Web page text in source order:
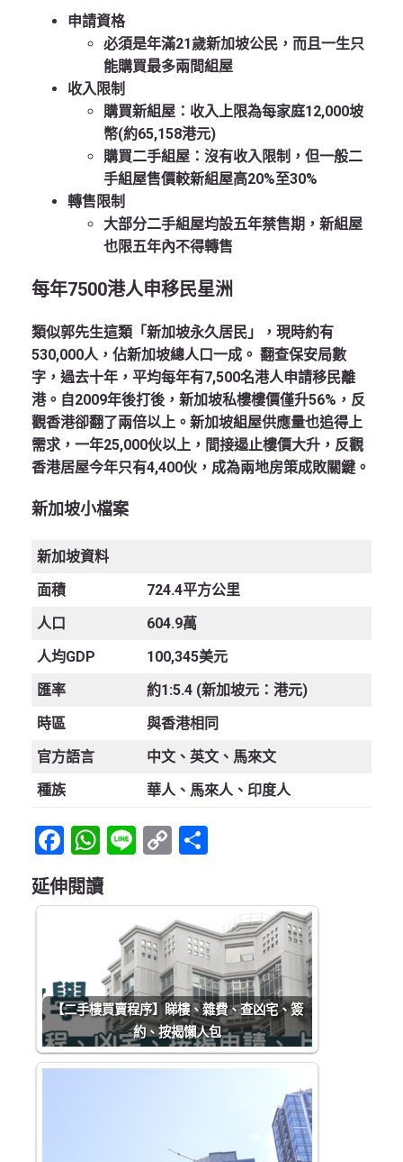
申請資格
必須是年滿21歲新加坡公民，而且一生只
能購買最多兩間組屋
收入限制
購買新組屋：收入上限為每家庭12,000坡
幣(約65,158港元)
購買二手組屋：沒有收入限制，但一般二
手組屋售價較新組屋高20%至30%
轉售限制
大部分二手組屋均設五年禁售期，新組屋
也限五年內不得轉售
每年7500港人申移民星洲
類似郭先生這類「新加坡永久居民」，現時約有
530,000人，佔新加坡總人口一成。 翻查保安局數
字，過去十年，平均每年有7,500名港人申請移民離
港。自2009年後打後，新加坡私樓樓價僅升56%，反
觀香港卻翻了兩倍以上。新加坡組屋供應量也追得上
需求，一年25,000伙以上，間接遏止樓價大升，反觀
香港居屋今年只有4,400伙，成為兩地房策成敗關鍵。
新加坡小檔案
新加坡資料
面積
724.4平方公里
人口
604.9萬
人均GDP
100,345美元
匯率
約1:5.4 (新加坡元：港元)
時區
與香港相同
官方語言
中文、英文、馬來文
種族
華人、馬來人、印度人
Facebook
WhatsApp
LineCopy
延伸閱讀
【二手樓買賣程序】睇樓、雜費、查凶宅、簽
約、按揭懶人包